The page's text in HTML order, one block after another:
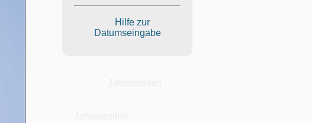
Hilfe zur
Datumseingabe